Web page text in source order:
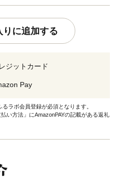
りに追加する
ジットカード
Pay
ラボ会員登録が必須となります。
い方法」にAmazonPAYの記載がある返礼